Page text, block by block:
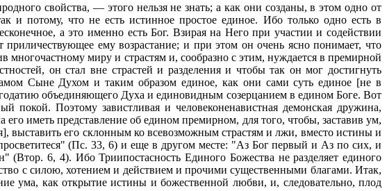
свойства, — этого нельзя не знать; а как они созданы, в этом одно от
и потому, что не есть истинное простое единое. Ибо только одно есть в
а это именно есть Бог. Взирая на Него при участии и содействии
ему возрастание; и при этом он очень ясно понимает, что
миру и страстям и, сообразно с этим, нуждается в премирной
он стал вне страстей и разделения и чтобы так он мог достигнуть
Сыне Духом и таким образом единое, как они сами суть единое [не в
объединяющего Духа и единовидным созерцанием в едином Боге. Вот
Поэтому завистливая и человеконенавистная демонская дружина,
иметь представление об едином премирном, для того, чтобы, заставив ум,
выставить его склонным ко всевозможным страстям и лжи, вместо истины и
(Пс. 33, 6) и еще в другом месте: "Аз Бог первый и Аз по сих, и
6, 4). Ибо Триипостасность Единого Божества не разделяет единого
с силою, хотением и действием и прочими существенными благами. Итак,
ума, как открытие истины и божественной любви, и, следовательно, плод